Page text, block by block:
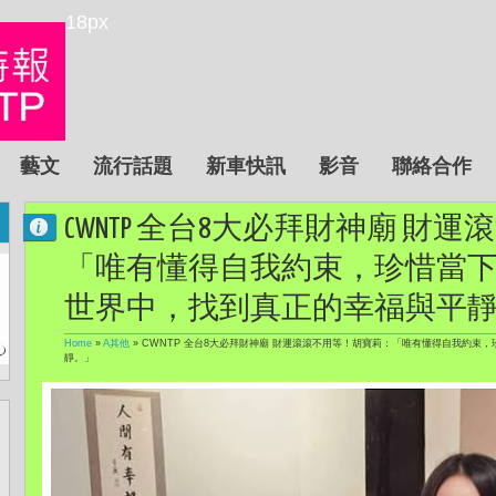
18px
藝文 流行話題 新車快訊 影音 聯絡合作
CWNTP 全台8大必拜財神廟 財
「唯有懂得自我約束，珍惜當
世界中，找到真正的幸福與平
Home » A其他 » CWNTP 全台8大必拜財神廟 財運滾滾不用等！胡寶莉：「唯有懂得自我約束
靜。」